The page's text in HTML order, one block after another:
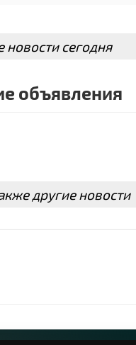
новости сегодня
объявления
другие новости